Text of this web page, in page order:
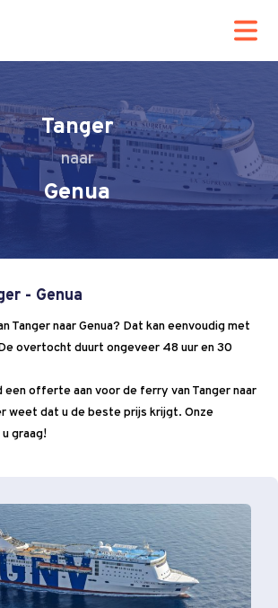
Tanger
Genua
- Genua
Tanger naar Genua? Dat kan eenvoudig met
overtocht duurt ongeveer 48 uur en 30
een offerte aan voor de ferry van Tanger naar
weet dat u de beste prijs krijgt. Onze
graag!